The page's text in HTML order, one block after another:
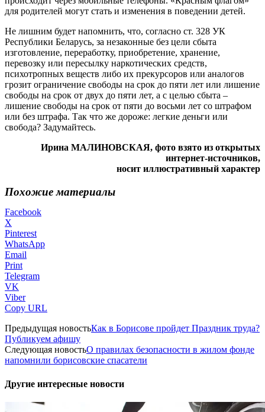
для родителей могут стать и изменения в поведении детей.
Не лишним будет напомнить, что, согласно ст. 328 УК
Республики Беларусь, за незаконные без цели сбыта
изготовление, переработку, приобретение, хранение,
перевозку или пересылку наркотических средств,
психотропных веществ либо их прекурсоров или аналогов
грозит ограничение свободы на срок до пяти лет или лишение
свободы на срок от двух до пяти лет, а с целью сбыта –
лишение свободы на срок от пяти до восьми лет со штрафом
или без штрафа. Так что же дороже: легкие деньги или
свобода? Задумайтесь.
Ирина МАЛИНОВСКАЯ, фото взято из открытых
интернет-источников,
носит иллюстративный характер
Похожие материалы
Facebook
X
Pinterest
WhatsApp
Email
Print
Telegram
VK
Viber
Copy URL
Предыдущая новостьКак в Борисове пройдет Праздник труда?
Публикуем афишу
Следующая новостьО правилах безопасности в жилом фонде
напомнили борисовские спасатели
Другие интересные новости